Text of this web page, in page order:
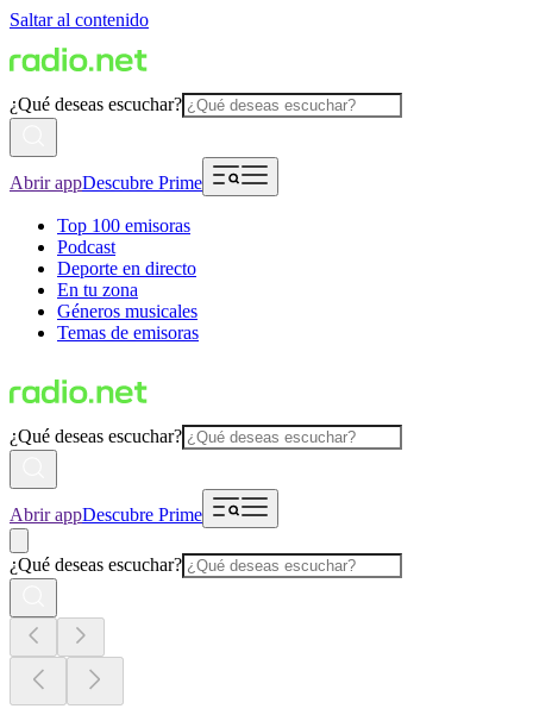
Saltar al contenido
¿Qué deseas escuchar?
Abrir appDescubre Prime
Top 100 emisoras
Podcast
Deporte en directo
En tu zona
Géneros musicales
Temas de emisoras
¿Qué deseas escuchar?
Abrir appDescubre Prime
¿Qué deseas escuchar?